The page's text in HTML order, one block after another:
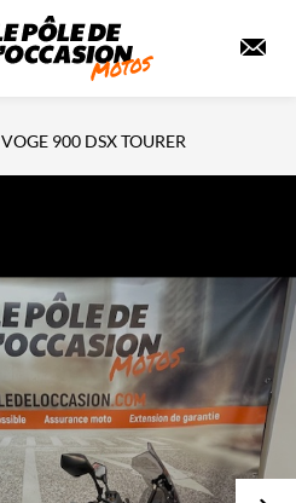
VOGE 900 DSX TOURER